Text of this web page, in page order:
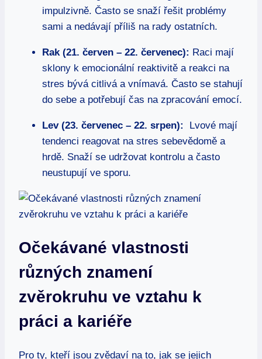
impulzivně. Často se⁢ snaží‌ řešit problémy​
sami a nedávají příliš na rady ostatních.
Rak (21.⁤ červen – 22.⁣ červenec): Raci ‍mají
sklony k emocionální⁣ reaktivitě a reakci‍ na⁣
stres bývá citlivá​ a⁢ vnímavá. Často se stahují
do sebe‍ a ​potřebují čas na zpracování emocí.
Lev (23. červenec – 22. srpen):
⁣ Lvové mají
tendenci⁢ reagovat na stres sebevědomě ​a
hrdě. Snaží se⁢ udržovat kontrolu a často
neustupují‌ ve sporu.
Očekávané vlastnosti
různých znamení
zvěrokruhu ve vztahu k
práci a ⁢kariéře
Pro ty, kteří⁢ jsou zvědaví na to, jak se jejich